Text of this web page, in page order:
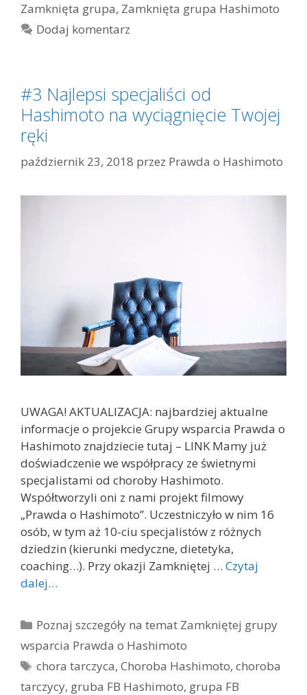
Zamknięta grupa, Zamknięta grupa Hashimoto
Dodaj komentarz
#3 Najlepsi specjaliści od
Hashimoto na wyciągnięcie Twojej
ręki
październik 23, 2018 przez Prawda o Hashimoto
UWAGA! AKTUALIZACJA: najbardziej aktualne
informacje o projekcie Grupy wsparcia Prawda o
Hashimoto znajdziecie tutaj – LINK Mamy już
doświadczenie we współpracy ze świetnymi
specjalistami od choroby Hashimoto.
Współtworzyli oni z nami projekt filmowy
„Prawda o Hashimoto”. Uczestniczyło w nim 16
osób, w tym aż 10-ciu specjalistów z różnych
dziedzin (kierunki medyczne, dietetyka,
coaching…). Przy okazji Zamkniętej … Czytaj
dalej…
Kategorie
Poznaj szczegóły na temat Zamkniętej grupy
wsparcia Prawda o Hashimoto
Tagi
chora tarczyca,Choroba Hashimoto,choroba
tarczycy, gruba FB Hashimoto, grupa FB